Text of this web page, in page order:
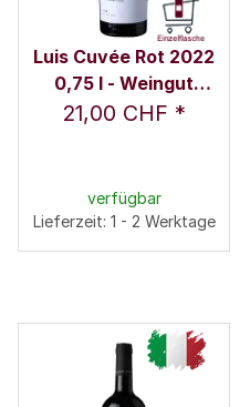
Luis Cuvée Rot 2022
0,75 l - Weingut
Nicolussi-Leck
21,00 CHF *
verfügbar
Lieferzeit: 1 - 2 Werktage